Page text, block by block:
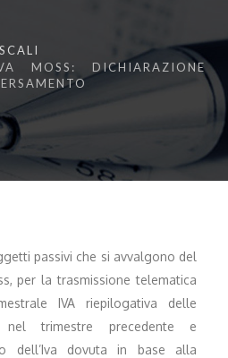
MOSS: DICHIARAZIONE
passivi che si avvalgono del
per la trasmissione telematica
IVA riepilogativa delle
nel trimestre precedente e
dell’Iva dovuta in base alla